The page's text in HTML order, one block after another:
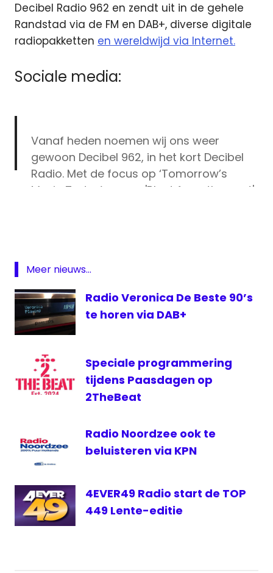
Decibel Radio 962 en zendt uit in de gehele
Randstad via de FM en DAB+, diverse digitale
radiopakketten en wereldwijd via Internet.
Sociale media:
Vanaf heden noemen wij ons weer
gewoon Decibel 962, in het kort Decibel
Radio. Met de focus op ‘Tomorrow’s
Music Today’ en een 'Blast from the past'
— db962 (@db962)
Decibel
962
digitale
radio
Meer nieuws...
Radio Veronica De Beste 90’s
te horen via DAB+
Speciale programmering
tijdens Paasdagen op
2TheBeat
Radio Noordzee ook te
beluisteren via KPN
4EVER49 Radio start de TOP
449 Lente-editie